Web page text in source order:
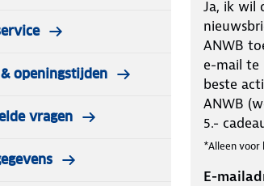
de plek waar je begon, hebben we
Zo geniet je in meerdere etappes
langs het water. Na elke etappe
om de volgende dag met
we leuke slaapplekken en
openingstijden
vragen
Ja, ik wil
ANWB
e-mail te
beste
ANWB
5.-
*Alleen voor
E-